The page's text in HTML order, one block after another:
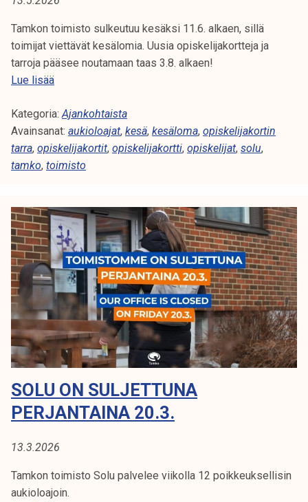
i
k
o
r
e
a
k
o
u
n
o
p
i
s
k
e
l
i
j
a
k
t
a
A
:
S
L
U
Tamkon toimisto sulkeutuu kesäksi 11.6. alkaen, sillä
toimijat viettävät kesälomia. Uusia opiskelijakortteja ja
tarroja pääsee noutamaan taas 3.8. alkaen!
Lue lisääT
m
k
o
n
s
ä
2
0
2
Kategoria:Ajankohtaista
Avainsanat: aukioloajat, kesä, kesäloma, opiskelijakortin
tarra, opiskelijakortit, opiskelijakortti, opiskelijat, solu,
tamko, toimisto
SOLU ON SULJETTUNA
PERJANTAINA 20.3.
13.3.2026
Tamkon toimisto Solu palvelee viikolla 12 poikkeuksellisin
aukioloajoin.